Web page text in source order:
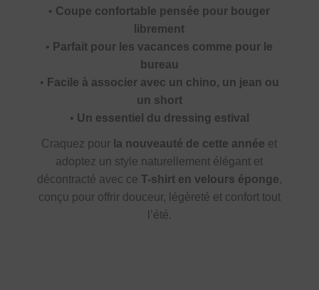
• Coupe confortable pensée pour bouger
librement
• Parfait pour les vacances comme pour le
bureau
• Facile à associer avec un chino, un jean ou
un short
• Un essentiel du dressing estival
Craquez pour la nouveauté de cette année et
adoptez un style naturellement élégant et
décontracté avec ce T-shirt en velours éponge,
conçu pour offrir douceur, légèreté et confort tout
l’été.